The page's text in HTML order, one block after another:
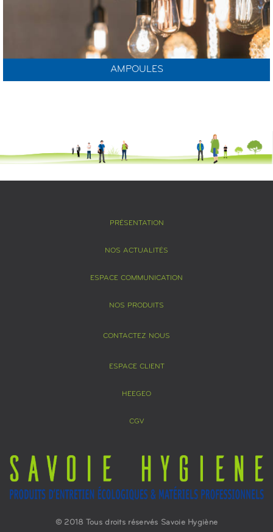
AMPOULES
PRÉSENTATION
NOS ACTUALITÉS
ESPACE COMMUNICATION
NOS PRODUITS
CONTACTEZ NOUS
ESPACE CLIENT
HEEGEO
CGV
© 2018 Tous droits réservés Savoie Hygiène